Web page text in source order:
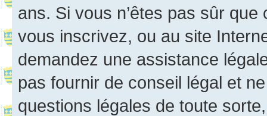
ans. Si vous n’êtes pas sûr
vous inscrivez, ou au site
demandez une assistance
pas fournir de conseil légal et
questions légales de toute